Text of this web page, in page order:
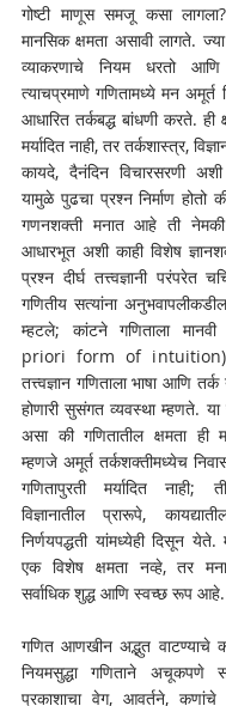
गोष्टी माणूस समजू कसा
मानसिक क्षमता असावी लागते.
व्याकरणाचे नियम धरतो
त्याचप्रमाणे गणितामध्ये मन
आधारित तर्कबद्ध बांधणी करते. ही
मर्यादित नाही, तर तर्कशास्त्र,
कायदे, दैनंदिन विचारसरणी
यामुळे पुढचा प्रश्न निर्माण होतो
गणनशक्ती मनात आहे ती
आधारभूत अशी काही विशेष
प्रश्न दीर्घ तत्त्वज्ञानी परंपरेत
गणितीय सत्यांना
म्हटले; कांटने गणिताला मानवी
priori form of intuition)
तत्त्वज्ञान गणिताला भाषा आणि
होणारी सुसंगत व्यवस्था म्हणते. या
असा की गणितातील क्षमता ही
म्हणजे अमूर्त तर्कशक्तीमध्येच
गणितापुरती मर्यादित नाही;
विज्ञानातील प्रारूपे,
निर्णयपद्धती यांमध्येही दिसून
एक विशेष क्षमता नव्हे, तर
सर्वाधिक शुद्ध आणि स्वच्छ रूप आहे.
गणित आणखीन अद्भुत वाटण्याचे
नियमसुद्धा गणिताने अचूकपणे
प्रकाशाचा वेग, आवर्तने, कणांचे